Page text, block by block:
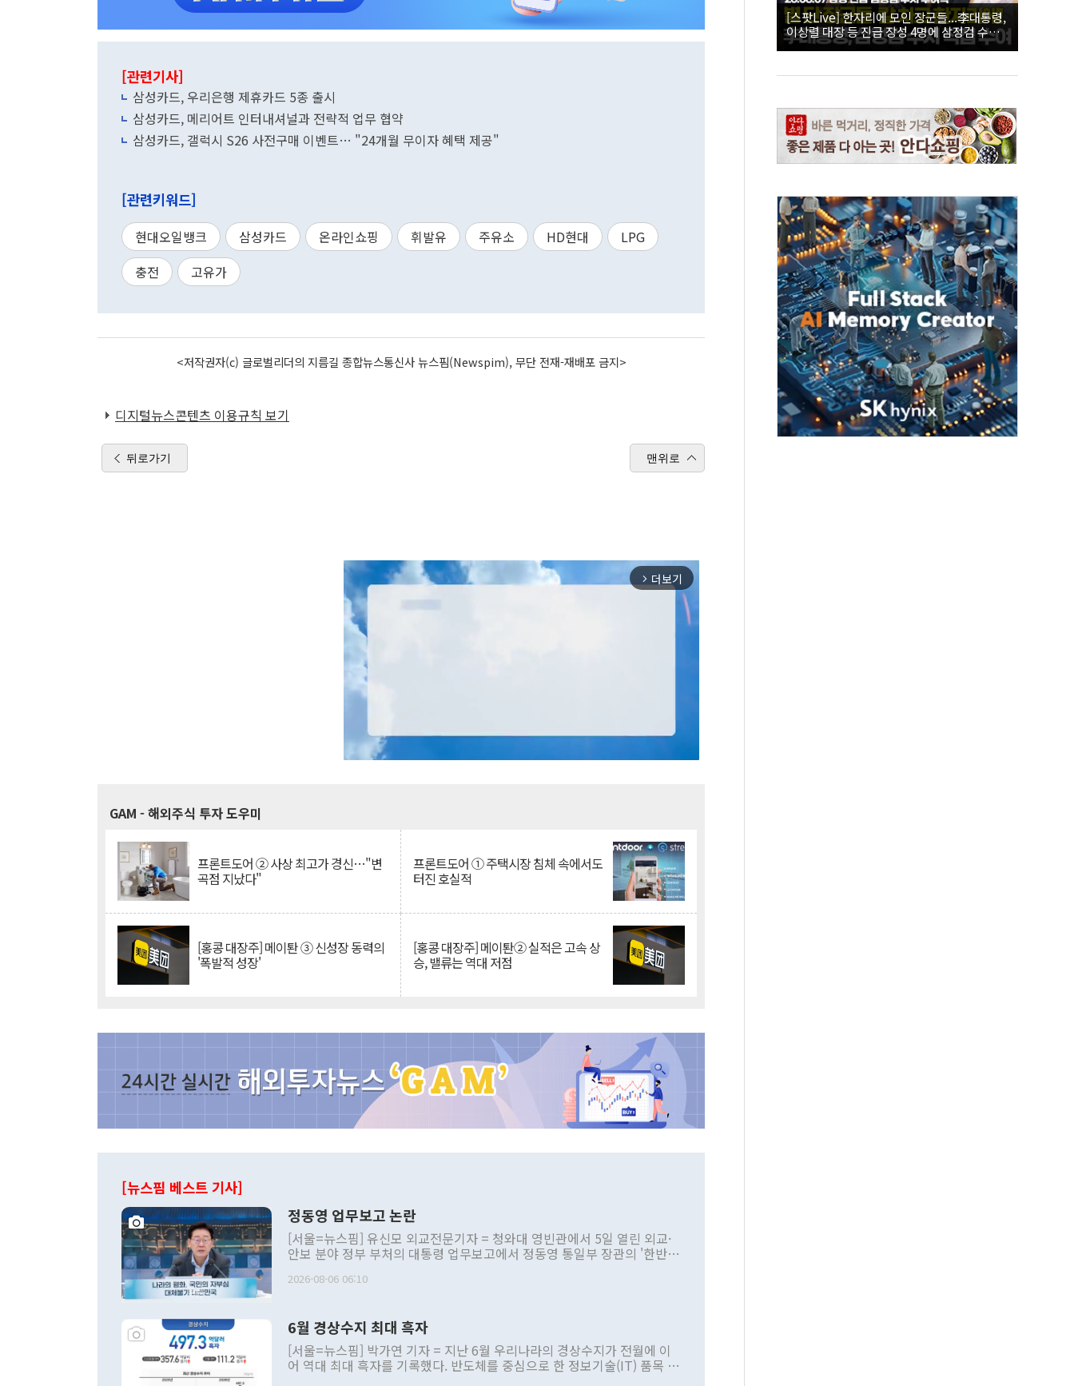
[관련기사]
삼성카드, 우리은행 제휴카드 5종 출시
삼성카드, 메리어트 인터내셔널과 전략적 업무 협약
삼성카드, 갤럭시 S26 사전구매 이벤트… "24개월 무이자 혜택 제공"
[관련키워드]
현대오일뱅크 삼성카드 온라인쇼핑 휘발유 주유소 HD현대
LPG
충전
고유가
<저작권자(c) 글로벌리더의 지름길 종합뉴스통신사 뉴스핌(Newspim), 무단 전재-재배포 금지>
디지털뉴스콘텐츠 이용규칙 보기
뒤로가기 맨위로
arrow_forward_ios 더보기
GAM - 해외주식 투자 도우미
프론트도어 ② 사상 최고가 경신…"변
곡점 지났다"
프론트도어 ① 주택시장 침체 속에서도
터진 호실적
[홍콩 대장주] 메이퇀 ③ 신성장 동력의
'폭발적 성장'
[홍콩 대장주] 메이퇀② 실적은 고속 상
승, 밸류는 역대 저점
[뉴스핌 베스트 기사]
정동영 업무보고 논란
[서울=뉴스핌] 유신모 외교전문기자 = 청와대 영빈관에서 5일 열린 외교·
안보 분야 정부 부처의 대통령 업무보고에서 정동영 통일부 장관의 '한반도
발언 중에는 정부 내 조율을 거치지 않은 사안을 정책으로 추진하겠다고 공
주의적 희망에 근거한 비현실적 구상'이라는 비판을 내놨다. 그동안 정 장
관의 대북 정책 관련 발언이 물의를 빚은 적은 여러 번 있지만 대통령과 유
관 부처 장관이 공개적으로 부정적 입장을 표명한 것은 이례적이다. 정 장
관의 무리한 대북 접근법과 월권을 제어해야 한다는 목소리도 높아지고 있
2026-08-06 06:10
6월 경상수지 최대 흑자
[서울=뉴스핌] 박가연 기자 = 지난 6월 우리나라의 경상수지가 전월에 이
어 역대 최대 흑자를 기록했다. 반도체를 중심으로 한 정보기술(IT) 품목 수
[스팟Live] 한자리에 모인 장군들...李대통령,
이상렬 대장 등 진급 장성 4명에 삼정검 수치
직접 수여｜26.08.07 장성 진급·삼정검 수치